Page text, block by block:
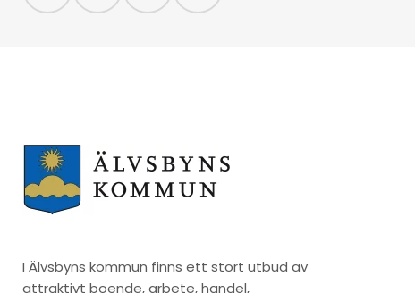
I Älvsbyns kommun finns ett stort utbud av
attraktivt boende, arbete, handel,